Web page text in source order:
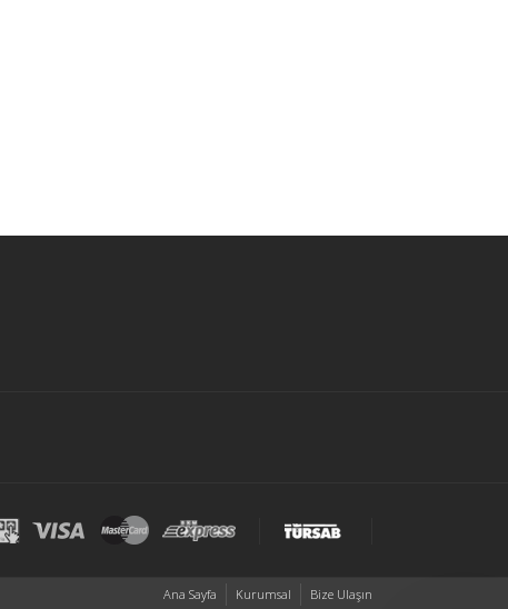
Ana Sayfa Kurumsal Bize Ulaşın